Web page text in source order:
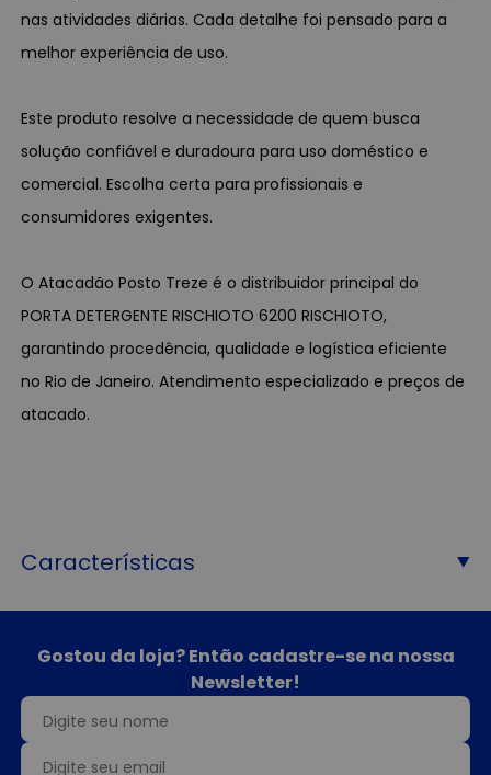
nas atividades diárias. Cada detalhe foi pensado para a
melhor experiência de uso.
Este produto resolve a necessidade de quem busca
solução confiável e duradoura para uso doméstico e
comercial. Escolha certa para profissionais e
consumidores exigentes.
O Atacadão Posto Treze é o distribuidor principal do
PORTA DETERGENTE RISCHIOTO 6200 RISCHIOTO,
garantindo procedência, qualidade e logística eficiente
no Rio de Janeiro. Atendimento especializado e preços de
atacado.
Características
Gostou da loja? Então cadastre-se na nossa
Newsletter!